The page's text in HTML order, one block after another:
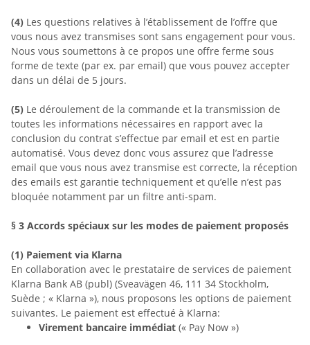
(4) Les questions relatives à l’établissement de l’offre que
vous nous avez transmises sont sans engagement pour vous.
Nous vous soumettons à ce propos une offre ferme sous
forme de texte (par ex. par email) que vous pouvez accepter
dans un délai de 5 jours.
(5) Le déroulement de la commande et la transmission de
toutes les informations nécessaires en rapport avec la
conclusion du contrat s’effectue par email et est en partie
automatisé. Vous devez donc vous assurez que l’adresse
email que vous nous avez transmise est correcte, la réception
des emails est garantie techniquement et qu’elle n’est pas
bloquée notamment par un filtre anti-spam.
§ 3 Accords spéciaux sur les modes de paiement proposés
(1) Paiement via Klarna
En collaboration avec le prestataire de services de paiement
Klarna Bank AB (publ) (Sveavägen 46, 111 34 Stockholm,
Suède ; « Klarna »), nous proposons les options de paiement
suivantes. Le paiement est effectué à Klarna:
Virement bancaire immédiat (« Pay Now »)